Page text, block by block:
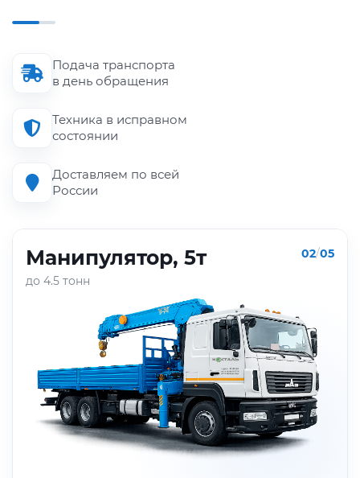
Подача транспорта
в день обращения
Техника в исправном
состоянии
Доставляем по всей
России
Манипулятор, 5т
до 4.5 тонн
02/05